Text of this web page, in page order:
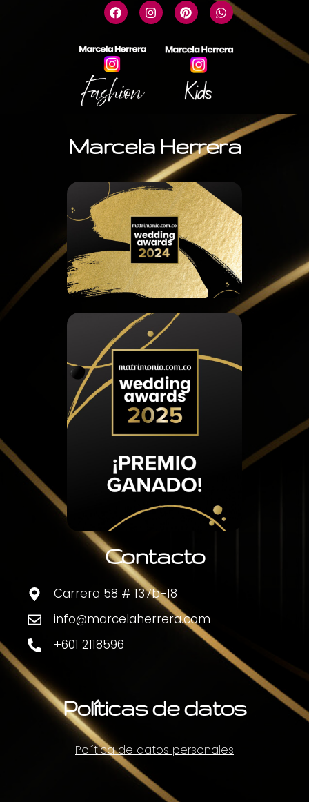
Marcela Herrera
Contacto
Carrera 58 # 137b-18
info@marcelaherrera.com
+601 2118596
Políticas de datos
Política de datos personales